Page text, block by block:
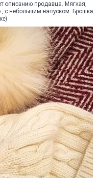
описанию продавца. Мягкая,
, с небольшим напуском. Брошка